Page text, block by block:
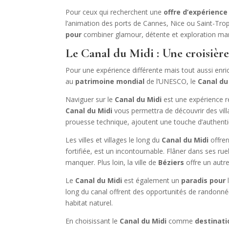
Pour ceux qui recherchent une offre d’expérience
l’animation des ports de Cannes, Nice ou Saint-
pour combiner glamour, détente et exploration
Le Canal du Midi : Une
Pour une expérience différente mais tout aussi
au patrimoine mondial de l’UNESCO, le Canal
Naviguer sur le Canal du Midi est une expérience
Canal du Midi vous permettra de découvrir des
prouesse technique, ajoutent une touche
Les villes et villages le long du Canal du Midi
fortifiée, est un incontournable. Flâner dans ses
manquer. Plus loin, la ville de Béziers offre un
Le Canal du Midi est également un paradis pour
long du canal offrent des opportunités de
habitat naturel.
En choisissant le Canal du Midi comme